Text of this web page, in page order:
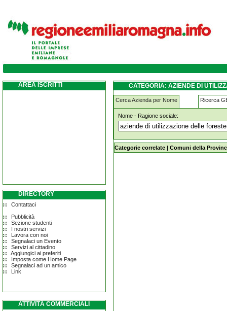
aziende-di-utilizzazione-delle-foreste-e-
AREA ISCRITTI
DIRECTORY
Contattaci
Pubblicità
Sezione studenti
I nostri servizi
Lavora con noi
Segnalaci un Evento
Servizi al cittadino
Aggiungici ai preferiti
Imposta come Home Page
Segnalaci ad un amico
Link
ATTIVITÀ COMMERCIALI
CATEGORIA: AZIENDE DI
Cerca Azienda per Nome Ricerca
Nome - Ragione sociale:
aziende-di-utilizzazione-delle-
Categorie correlate | Comuni della